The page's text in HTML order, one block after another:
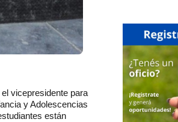
vicepresidente para
y Adolescencias
están